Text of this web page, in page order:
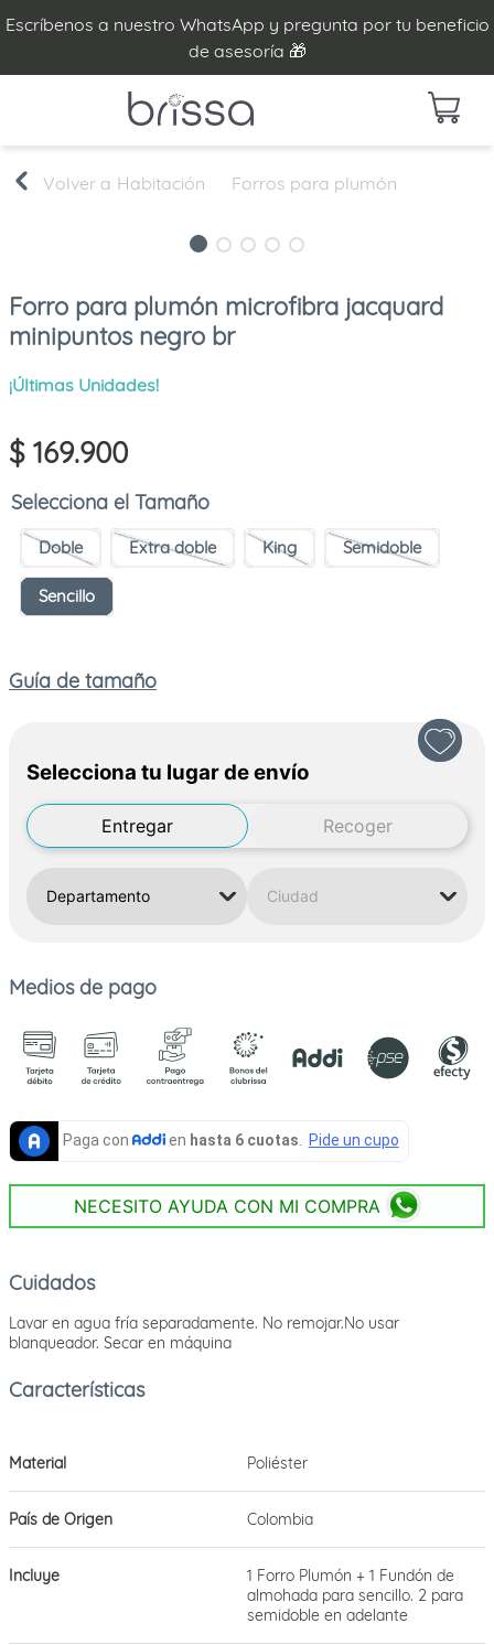
Escríbenos a nuestro WhatsApp y pregunta por tu beneficio
de asesoría 🎁
Habitación Forros para plumón
Forro para plumón microfibra jacquard
minipuntos negro br
¡Últimas Unidades!
$ 169.900
Tamaño
Doble Extra doble King Semidoble
Sencillo
Guía de tamaño
Selecciona tu lugar de envío
Entregar Recoger
Medios de pago
NECESITO AYUDA CON MI COMPRA
Cuidados
Lavar en agua fría separadamente. No remojar.No usar
blanqueador. Secar en máquina
Material Poliéster
País de Origen Colombia
Incluye
1 Forro Plumón + 1 Fundón de
almohada para sencillo. 2 para
semidoble en adelante